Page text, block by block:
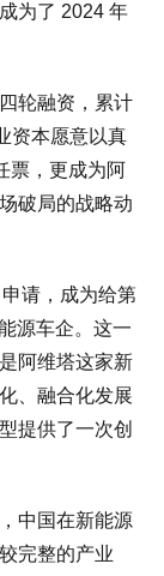
为了 2024 年
轮融资，累计
资本愿意以真
票，更成为阿
破局的战略动
请，成为给第
源车企。这一
阿维塔这家新
、融合化发展
提供了一次创
中国在新能源
完整的产业